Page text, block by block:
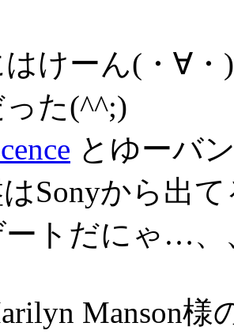
けーん(・∀
た(^^;)
とゆーバ
Sonyから出
トだにゃ…、
Manson